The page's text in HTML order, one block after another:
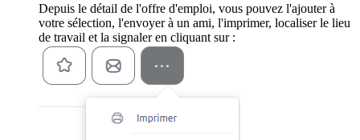
Depuis le détail de l'offre d'emploi, vous pouvez l'ajouter à
votre sélection, l'envoyer à un ami, l'imprimer, localiser le lieu
de travail et la signaler en cliquant sur :